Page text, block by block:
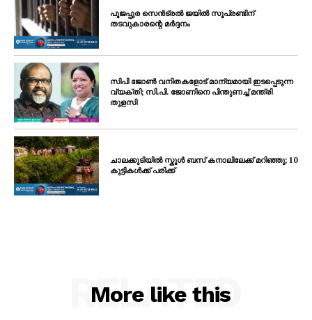
പൂജപ്പുര സെൻട്രൽ ജയിൽ സൂപ്രണ്ടിന്
തടവുകാരന്റെ മർദ്ദനം
സിപി ജോൺ വനിതകളോട് മാന്യമായി ഇടപ്പെടുന്ന
വ്യക്തി; സി.പി. ജോണിനെ പിന്തുണച്ച് മന്ത്രി
തുളസി
ചാലക്കുടിയിൽ സ്കൂൾ ബസ് കനാലിലേക്ക് മറിഞ്ഞു; 10
കുട്ടികൾക്ക് പരിക്ക്
More like this
RELATED